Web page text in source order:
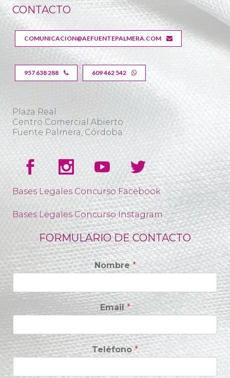
CONTACTO
COMUNICACION@AEFUENTEPALMERA.COM
957 638 288 609 462 542
Plaza Real
Centro Comercial Abierto
Fuente Palmera, Córdoba
Bases Legales Concurso Facebook
Bases Legales Concurso Instagram
FORMULARIO DE CONTACTO
Nombre*
Email*
Teléfono*